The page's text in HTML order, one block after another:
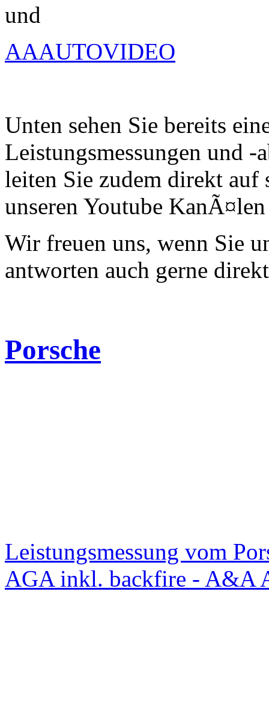
und
AAAUTOVIDEO
Unten sehen Sie bereits
Leistungsmessungen und -
leiten Sie zudem direkt auf
unseren Youtube
Wir freuen uns, wenn Sie
antworten auch gerne
Porsche
Leistungsmessung vom
AGA inkl. backfire - A&A